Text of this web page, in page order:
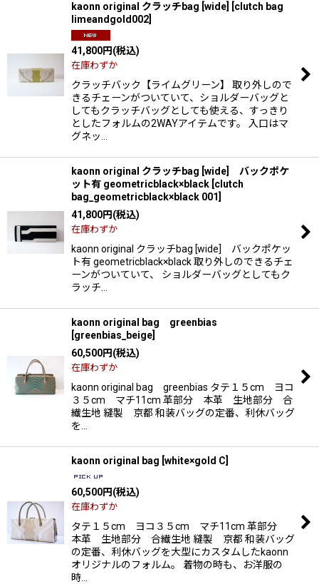
kaonn original クラッチbag [wide]
clutch bag
limeandgold002
41,800円(税込)
在庫わずか
クラッチバック【ライムグリーン】 取り外しので
きるチェーンがついていて、ショルダーバッグと
してもクラッチバッグとしても使える、すっきり
としたフォルムの2WAYアイテムです。 入口はマ
グネッ…
kaonn original クラッチbag [wide] バックポケ
ット有 geometricblack×black clutch
bag_geometricblack×black 001
41,800円(税込)
在庫わずか
kaonn original クラッチbag [wide] バックポケッ
ト有 geometricblack×black 取り外しのできるチェ
ーンがついていて、 ショルダーバッグとしてもク
ラッチ…
kaonn original bag greenbias
greenbias_beige
60,500円(税込)
在庫わずか
kaonn original bag greenbias タテ１５cm ヨコ
３５cm マチ11cm 革部分 本革 生地部分 合
繊生地 縫製 京都 和装バッグの定番、利休バッグ
を…
kaonn original bag white×gold C
60,500円(税込)
在庫わずか
タテ１５cm ヨコ３５cm マチ11cm 革部分
本革 生地部分 合繊生地 縫製 京都 和装バッグ
の定番、利休バッグを大型にカスタムしたkaonn
オリジナルのフォルム。 着物の時も、お洋服の
時…